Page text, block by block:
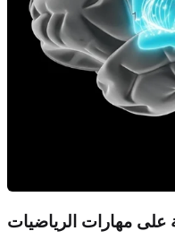
على مهارات الرياضيات